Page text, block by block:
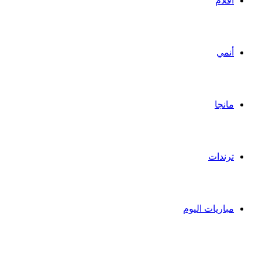
أنمي
مانجا
ترندات
مباريات اليوم